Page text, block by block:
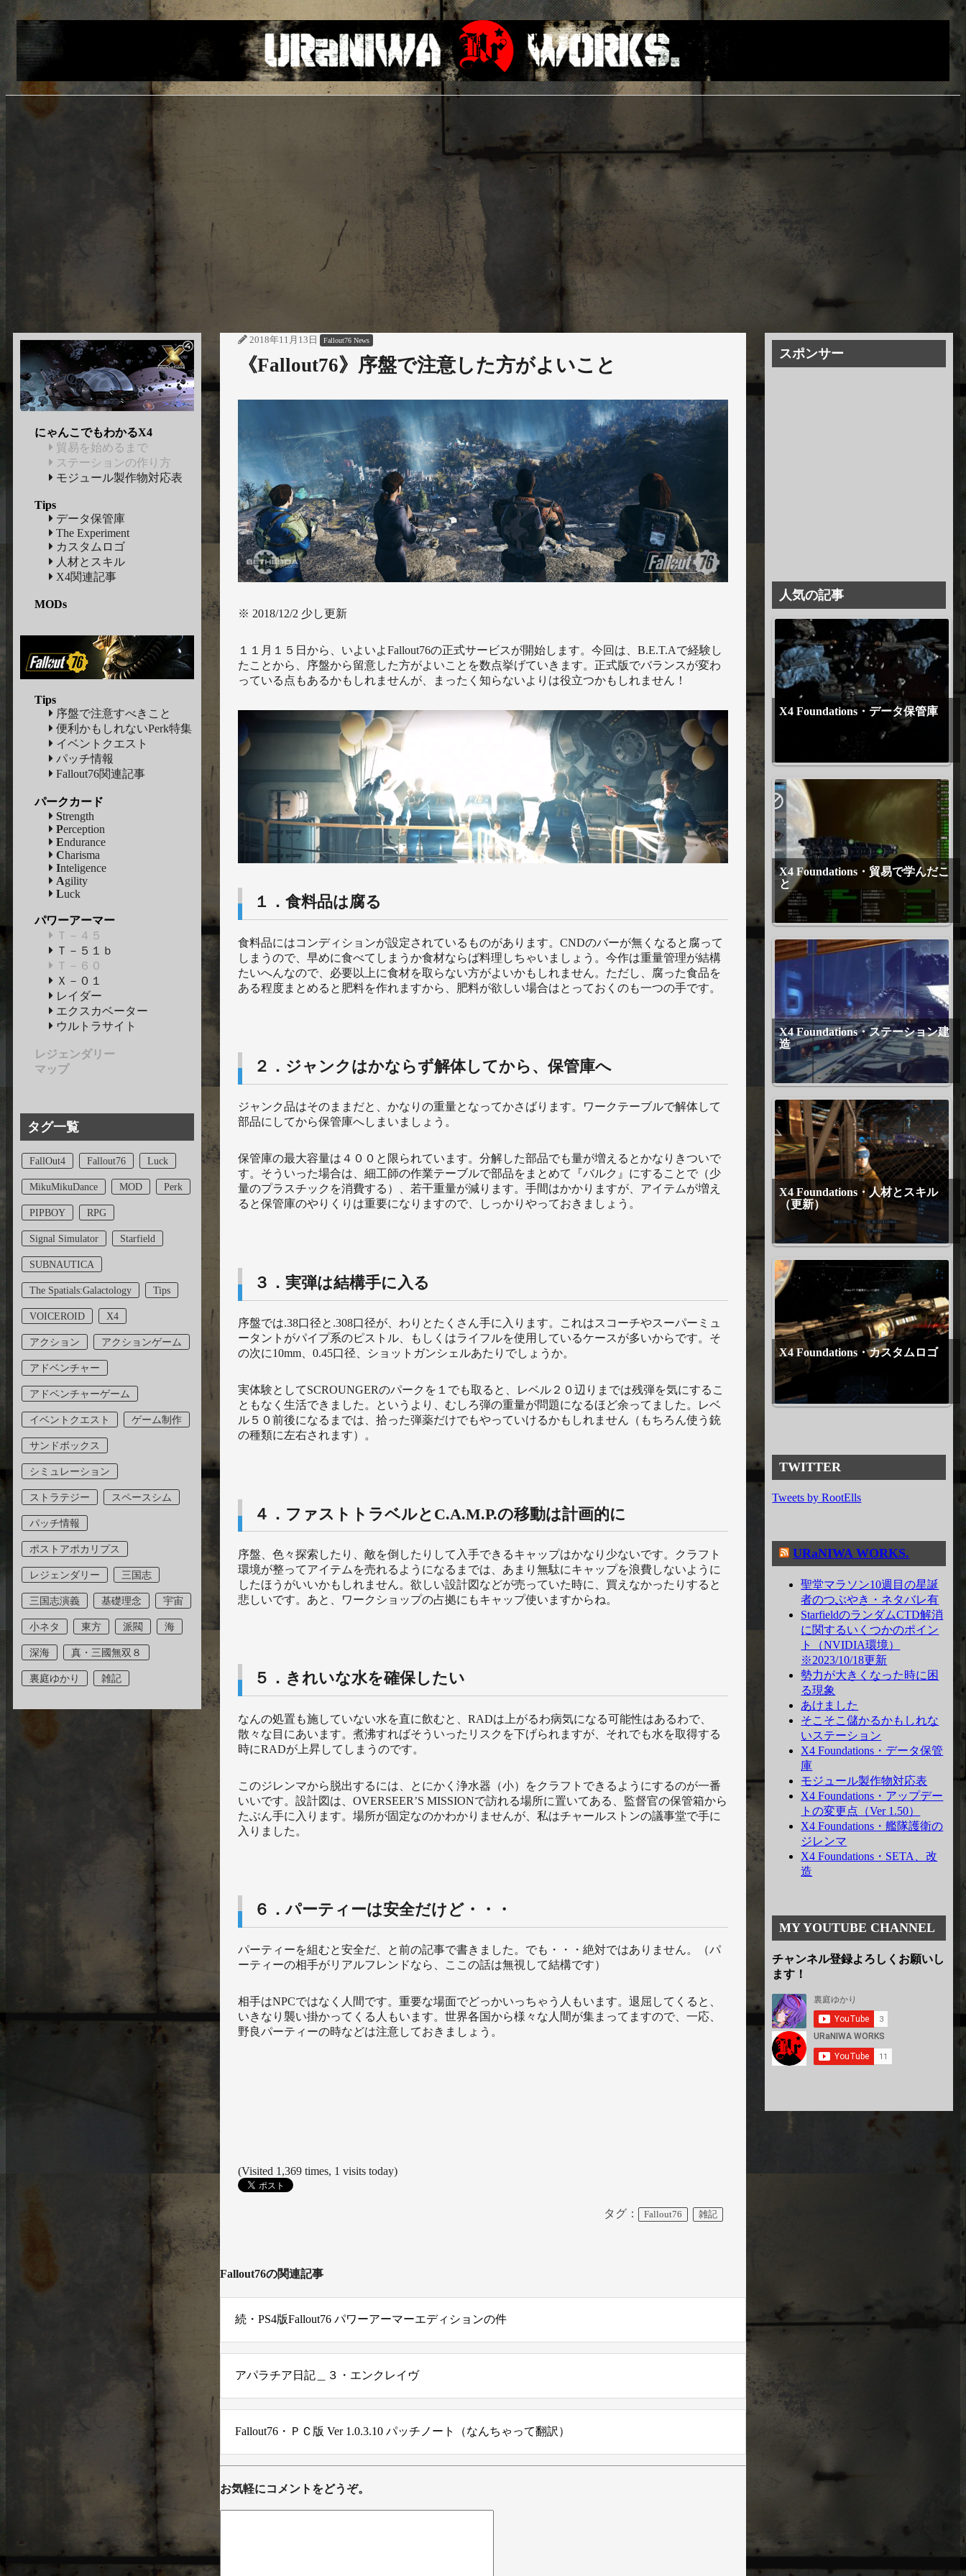
にゃんこでもわかるX4
貿易を始めるまで
ステーションの作り方
モジュール製作物対応表
Tips
データ保管庫
The Experiment
カスタムロゴ
人材とスキル
X4関連記事
MODs
Tips
序盤で注意すべきこと
便利かもしれないPerk特集
イベントクエスト
パッチ情報
Fallout76関連記事
パークカード
Strength
Perception
Endurance
Charisma
Inteligence
Agility
Luck
パワーアーマー
Ｔ－４５
Ｔ－５１ｂ
Ｔ－６０
Ｘ－０１
レイダー
エクスカベーター
ウルトラサイト
レジェンダリー
マップ
タグ一覧
FallOut4 Fallout76 Luck
MikuMikuDance MOD Perk
PIPBOY RPG
Signal Simulator Starfield
SUBNAUTICA
The Spatials:Galactology Tips
VOICEROID X4
アクション アクションゲーム
アドベンチャー
アドベンチャーゲーム
イベントクエスト ゲーム制作
サンドボックス
シミュレーション
ストラテジー スペースシム
パッチ情報
ポストアポカリプス
レジェンダリー 三国志
三国志演義 基礎理念 宇宙
小ネタ 東方 派閥 海
深海 真・三國無双８
裏庭ゆかり 雑記
2018年11月13日 Fallout76 News
《Fallout76》序盤で注意した方がよいこと
※ 2018/12/2 少し更新
１１月１５日から、いよいよFallout76の正式サービスが開始します。今回は、B.E.T.Aで経験し
たことから、序盤から留意した方がよいことを数点挙げていきます。正式版でバランスが変わ
っている点もあるかもしれませんが、まったく知らないよりは役立つかもしれません！
１．食料品は腐る
食料品にはコンディションが設定されているものがあります。CNDのバーが無くなると腐って
しまうので、早めに食べてしまうか食材ならば料理しちゃいましょう。今作は重量管理が結構
たいへんなので、必要以上に食材を取らない方がよいかもしれません。ただし、腐った食品を
ある程度まとめると肥料を作れますから、肥料が欲しい場合はとっておくのも一つの手です。
２．ジャンクはかならず解体してから、保管庫へ
ジャンク品はそのままだと、かなりの重量となってかさばります。ワークテーブルで解体して
部品にしてから保管庫へしまいましょう。
保管庫の最大容量は４００と限られています。分解した部品でも量が増えるとかなりきついで
す。そういった場合は、細工師の作業テーブルで部品をまとめて『バルク』にすることで（少
量のプラスチックを消費する）、若干重量が減ります。手間はかかりますが、アイテムが増え
ると保管庫のやりくりは重要になりますので、しっかりやっておきましょう。
３．実弾は結構手に入る
序盤では.38口径と.308口径が、わりとたくさん手に入ります。これはスコーチやスーパーミュ
ータントがパイプ系のピストル、もしくはライフルを使用しているケースが多いからです。そ
の次に10mm、0.45口径、ショットガンシェルあたりでしょうか。
実体験としてSCROUNGERのパークを１でも取ると、レベル２０辺りまでは残弾を気にするこ
ともなく生活できました。というより、むしろ弾の重量が問題になるほど余ってました。レベ
ル５０前後になるまでは、拾った弾薬だけでもやっていけるかもしれません（もちろん使う銃
の種類に左右されます）。
４．ファストトラベルとC.A.M.P.の移動は計画的に
序盤、色々探索したり、敵を倒したりして入手できるキャップはかなり少ないです。クラフト
環境が整ってアイテムを売れるようになるまでは、あまり無駄にキャップを浪費しないように
したほうがいいかもしれません。欲しい設計図などが売っていた時に、買えなかったりすると
悲しいです。あと、ワークショップの占拠にもキャップ使いますからね。
５．きれいな水を確保したい
なんの処置も施していない水を直に飲むと、RADは上がるわ病気になる可能性はあるわで、
散々な目にあいます。煮沸すればそういったリスクを下げられますが、それでも水を取得する
時にRADが上昇してしまうのです。
このジレンマから脱出するには、とにかく浄水器（小）をクラフトできるようにするのが一番
いいです。設計図は、OVERSEER’S MISSIONで訪れる場所に置いてある、監督官の保管箱から
たぶん手に入ります。場所が固定なのかわかりませんが、私はチャールストンの議事堂で手に
入りました。
６．パーティーは安全だけど・・・
パーティーを組むと安全だ、と前の記事で書きました。でも・・・絶対ではありません。（パ
ーティーの相手がリアルフレンドなら、ここの話は無視して結構です）
相手はNPCではなく人間です。重要な場面でどっかいっちゃう人もいます。退屈してくると、
いきなり襲い掛かってくる人もいます。世界各国から様々な人間が集まってますので、一応、
野良パーティーの時などは注意しておきましょう。
(Visited 1,369 times, 1 visits today)
タグ： Fallout76 雑記
Fallout76の関連記事
続・PS4版Fallout76 パワーアーマーエディションの件
アパラチア日記＿３・エンクレイヴ
Fallout76・ＰＣ版 Ver 1.0.3.10 パッチノート（なんちゃって翻訳）
お気軽にコメントをどうぞ。
スポンサー
人気の記事
X4 Foundations・データ保管庫
X4 Foundations・貿易で学んだこ
と
X4 Foundations・ステーション建
造
X4 Foundations・人材とスキル
（更新）
X4 Foundations・カスタムロゴ
TWITTER
Tweets by RootElls
URaNIWA WORKS.
聖堂マラソン10週目の星誕
者のつぶやき・ネタバレ有
StarfieldのランダムCTD解消
に関するいくつかのポイン
ト（NVIDIA環境）
※2023/10/18更新
勢力が大きくなった時に困
る現象
あけました
そこそこ儲かるかもしれな
いステーション
X4 Foundations・データ保管
庫
モジュール製作物対応表
X4 Foundations・アップデー
トの変更点（Ver 1.50）
X4 Foundations・艦隊護衛の
ジレンマ
X4 Foundations・SETA、改
造
MY YOUTUBE CHANNEL
チャンネル登録よろしくお願いし
ます！